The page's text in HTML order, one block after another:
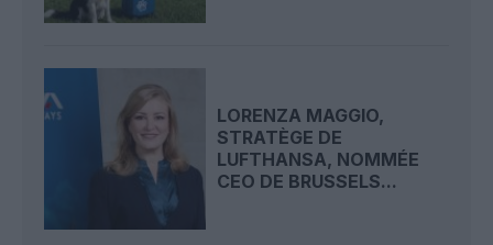
LORENZA MAGGIO,
STRATÈGE DE
LUFTHANSA, NOMMÉE
CEO DE BRUSSELS...